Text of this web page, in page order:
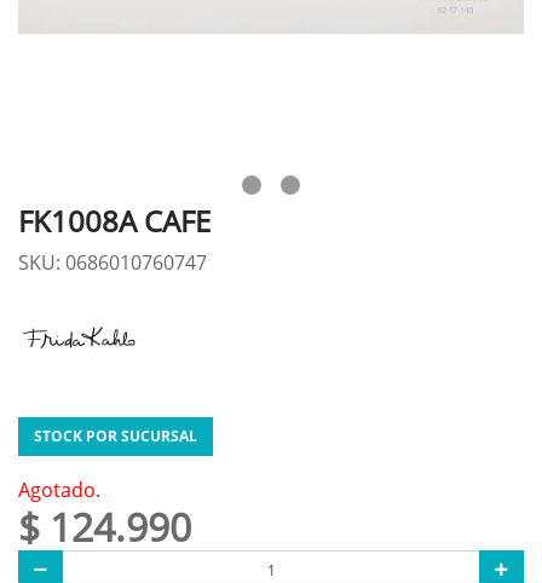
FK1008A CAFE
SKU: 0686010760747
STOCK POR SUCURSAL
Agotado.
$ 124.990